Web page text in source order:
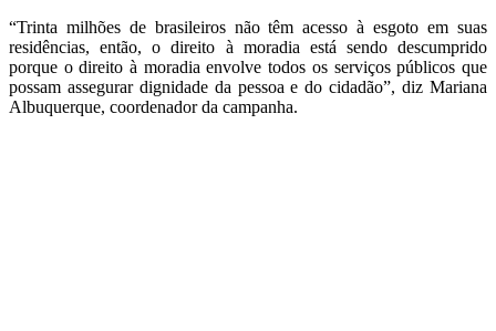
“Trinta milhões de brasileiros não têm acesso à esgoto em suas
residências, então, o direito à moradia está sendo descumprido
porque o direito à moradia envolve todos os serviços públicos que
possam assegurar dignidade da pessoa e do cidadão”, diz Mariana
Albuquerque, coordenador da campanha.